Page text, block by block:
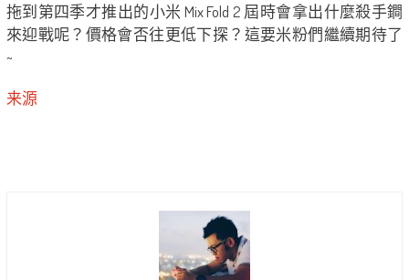
拖到第四季才推出的小米 Mix Fold 2 屆時會拿出什麼殺手鐧
來迎戰呢？價格會否往更低下探？這要米粉們繼續期待了
~
来源